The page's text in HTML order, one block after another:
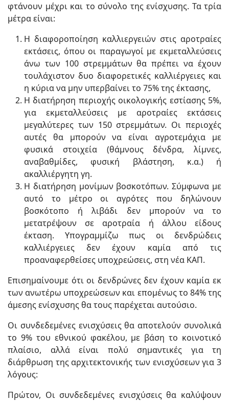
φτάνουν μέχρι και το σύνολο της ενίσχυσης. Τα τρία
μέτρα είναι:
Η διαφοροποίηση καλλιεργειών στις αροτραίες
εκτάσεις, όπου οι παραγωγοί με εκμεταλλεύσεις
άνω των 100 στρεμμάτων θα πρέπει να έχουν
τουλάχιστον δυο διαφορετικές καλλιέργειες και
η κύρια να μην υπερβαίνει το 75% της έκτασης,
Η διατήρηση περιοχής οικολογικής εστίασης 5%,
για εκμεταλλεύσεις με αροτραίες εκτάσεις
μεγαλύτερες των 150 στρεμμάτων. Οι περιοχές
αυτές θα μπορούν να είναι αγροτεμάχια με
φυσικά στοιχεία (θάμνους δένδρα, λίμνες,
αναβαθμίδες, φυσική βλάστηση, κ.α.) ή
ακαλλιέργητη γη.
Η διατήρηση μονίμων βοσκοτόπων. Σύμφωνα με
αυτό το μέτρο οι αγρότες που δηλώνουν
βοσκότοπο ή λιβάδι δεν μπορούν να το
μετατρέψουν σε αροτραία ή άλλου είδους
έκταση. Υπογραμμίζω πως οι δενδρώδεις
καλλιέργειες δεν έχουν καμία από τις
προαναφερθείσες υποχρεώσεις, στη νέα ΚΑΠ.
Επισημαίνουμε ότι οι δενδρώνες δεν έχουν καμία εκ
των ανωτέρω υποχρεώσεων και επομένως το 84% της
άμεσης ενίσχυσης θα τους παρέχεται αυτούσιο.
Οι συνδεδεμένες ενισχύσεις θα αποτελούν συνολικά
το 9% του εθνικού φακέλου, με βάση το κοινοτικό
πλαίσιο, αλλά είναι πολύ σημαντικές για τη
διάρθρωση της αρχιτεκτονικής των ενισχύσεων για 3
λόγους:
Πρώτον, Οι συνδεδεμένες ενισχύσεις θα καλύψουν